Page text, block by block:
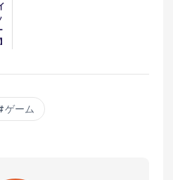
ゲーム